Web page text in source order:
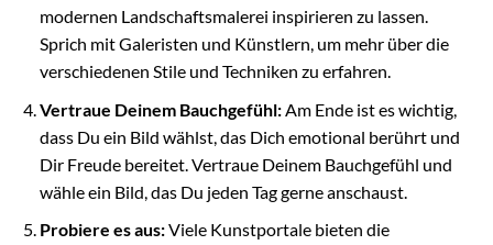
modernen Landschaftsmalerei inspirieren zu lassen.
Sprich mit Galeristen und Künstlern, um mehr über die
verschiedenen Stile und Techniken zu erfahren.
Vertraue Deinem Bauchgefühl:Am Ende ist es wichtig,
dass Du ein Bild wählst, das Dich emotional berührt und
Dir Freude bereitet. Vertraue Deinem Bauchgefühl und
wähle ein Bild, das Du jeden Tag gerne anschaust.
Probiere es aus:Viele Kunstportale bieten die